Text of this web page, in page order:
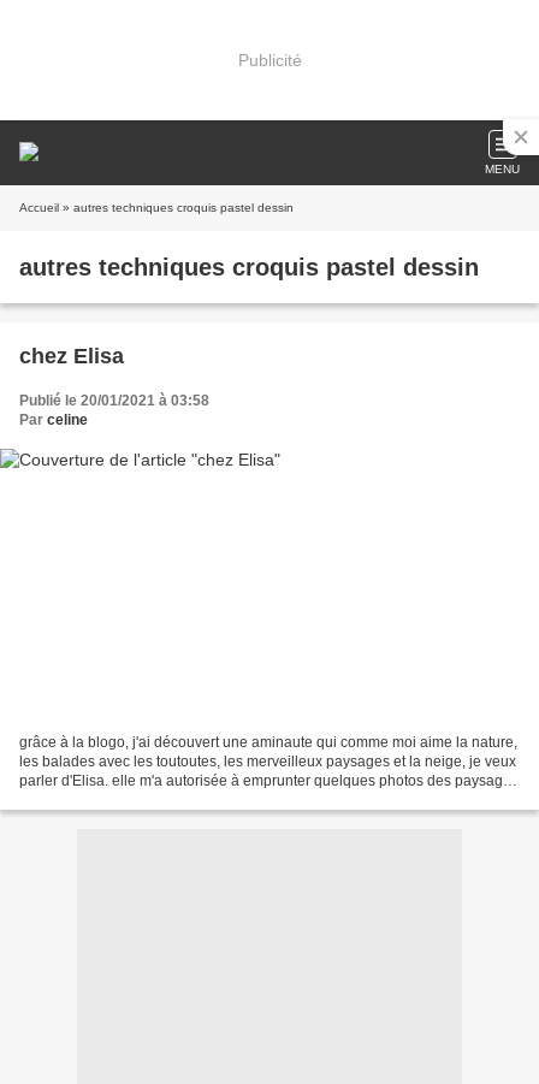
Publicité
MENU
Accueil » autres techniques croquis pastel dessin
autres techniques croquis pastel dessin
chez Elisa
Publié le 20/01/2021 à 03:58
Par celine
grâce à la blogo, j'ai découvert une aminaute qui comme moi aime la nature,
les balades avec les toutoutes, les merveilleux paysages et la neige, je veux
parler d'Elisa. elle m'a autorisée à emprunter quelques photos des paysages